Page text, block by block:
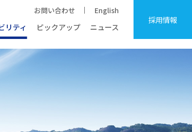
採用情報
リティ ピックアップ ニュース
お問い合わせ English